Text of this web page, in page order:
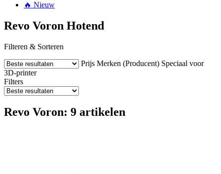
🔥 Nieuw
Revo Voron Hotend
Filteren & Sorteren
Prijs Merken (Producent) Speciaal voor
3D-printer
Filters
Revo Voron: 9 artikelen